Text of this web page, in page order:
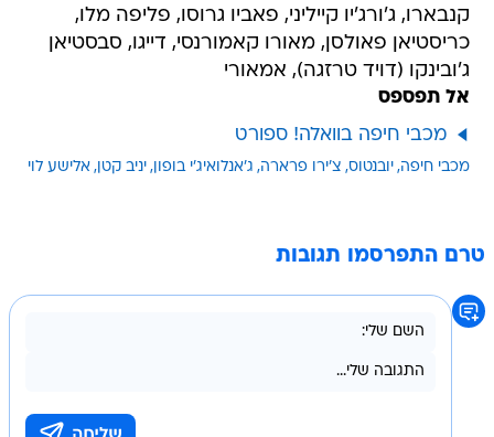
קנבארו, ג'ורג'יו קייליני, פאביו גרוסו, פליפה מלו,
כריסטיאן פאולסן, מאורו קאמורנסי, דייגו, סבסטיאן
ג'ובינקו (דויד טרזגה), אמאורי
אל תפספס
מכבי חיפה בוואלה! ספורט
מכבי חיפה יובנטוס צ'ירו פרארה ג'אנלואיג'י בופון יניב קטן אלישע לוי
טרם התפרסמו תגובות